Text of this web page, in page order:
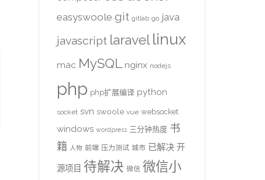
easyswoole git gitlab go java
javascript laravel linux
mac MySQL nginx nodejs
php php扩展编译 python
socket svn swoole vue websocket
windows wordpress 三分钟热度 书
籍 人物 前端 压力测试 城市 已解决 开
源项目 待解决 微信 微信小